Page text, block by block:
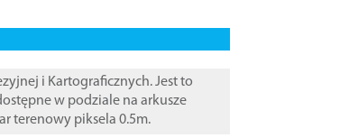
i Kartograficznych. Jest to
w podziale na arkusze
terenowy piksela 0.5m.